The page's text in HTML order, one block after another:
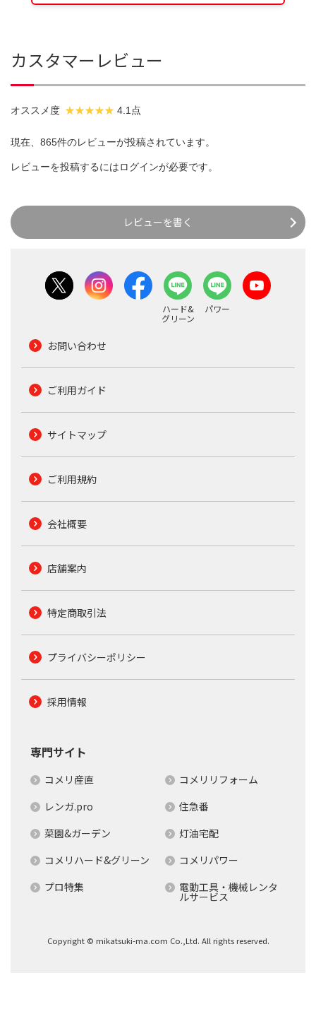
カスタマーレビュー
オススメ度 4.1点
現在、865件のレビューが投稿されています。
レビューを投稿するにはログインが必要です。
レビューを書く
ハード&
グリーン
パワー
お問い合わせ
ご利用ガイド
サイトマップ
ご利用規約
会社概要
店舗案内
特定商取引法
プライバシーポリシー
採用情報
専門サイト
コメリ産直
コメリリフォーム
レンガ.pro
住急番
菜園&ガーデン
灯油宅配
コメリハード&グリーン
コメリパワー
プロ特集
電動工具・機械レンタ
ルサービス
Copyright © mikatsuki-ma.com Co.,Ltd. All rights reserved.